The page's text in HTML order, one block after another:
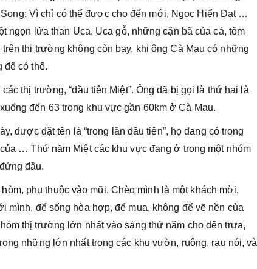
Vì chỉ có thể được cho đến mới, Ngọc Hiển Đạt …
ngọn lửa than Uca, Uca gỗ, những cặn bã của cá, tôm
thị trường không còn bay, khi ông Cà Mau có những
để có thể.
thị trường, “đầu tiên Miệt”. Ông đã bị gọi là thứ hai là
đến 63 trong khu vực gần 60km ở Cà Mau.
được đặt tên là “trong lần đầu tiên”, họ đang có trong
… Thứ năm Miệt các khu vực đang ở trong một nhóm
đầu.
phụ thuộc vào mũi. Chèo mình là một khách mời,
mình, để sống hòa hợp, để mua, không để vẽ nền của
thị trường lớn nhất vào sáng thứ năm cho đến trưa,
những lớn nhất trong các khu vườn, ruộng, rau nói, và